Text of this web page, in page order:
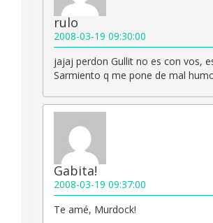
rulo
2008-03-19 09:30:00
jajaj perdon Gullit no es con vos,
Sarmiento q me pone de mal
Gabita!
2008-03-19 09:37:00
Te amé, Murdock!